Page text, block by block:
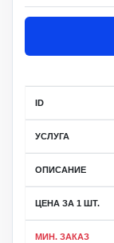
ID Услуга